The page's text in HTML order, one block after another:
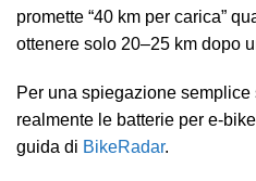
promette “40 km per carica”
ottenere solo 20–25 km dopo
Per una spiegazione
realmente le batterie per e-
guida di BikeRadar.